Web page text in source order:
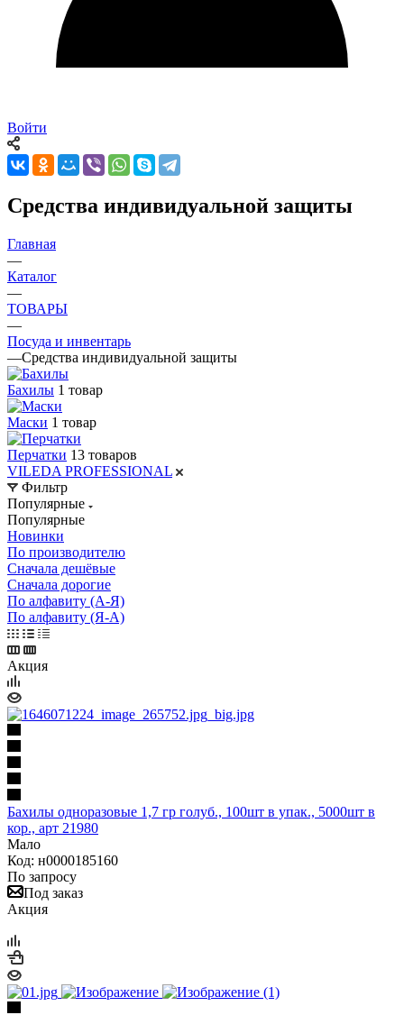
Войти
Средства индивидуальной защиты
Главная
—
Каталог
—
ТОВАРЫ
—
Посуда и инвентарь
—Средства индивидуальной защиты
Бахилы 1 товар
Маски 1 товар
Перчатки 13 товаров
VILEDA PROFESSIONAL
Фильтр
Популярные
Популярные
Новинки
По производителю
Сначала дешёвые
Сначала дорогие
По алфавиту (А-Я)
По алфавиту (Я-А)
Акция
Бахилы одноразовые 1,7 гр голуб., 100шт в упак., 5000шт в
кор., арт 21980
Мало
Код: н0000185160
По запросу
Под заказ
Акция